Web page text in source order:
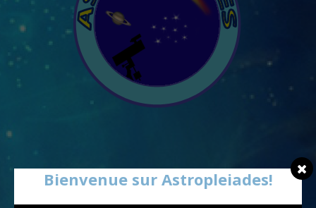
Bienvenue sur Astropleiades!